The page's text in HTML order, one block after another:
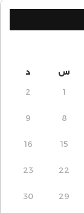
س د
1
2
8
9
15
16
22
23
29
30